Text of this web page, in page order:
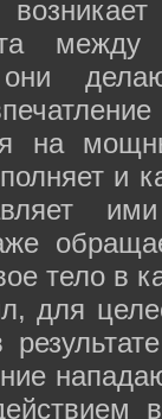
на
и
тело в
для